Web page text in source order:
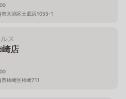
市大潟区土底浜1055-1
ス
崎店
市柿崎区柿崎711